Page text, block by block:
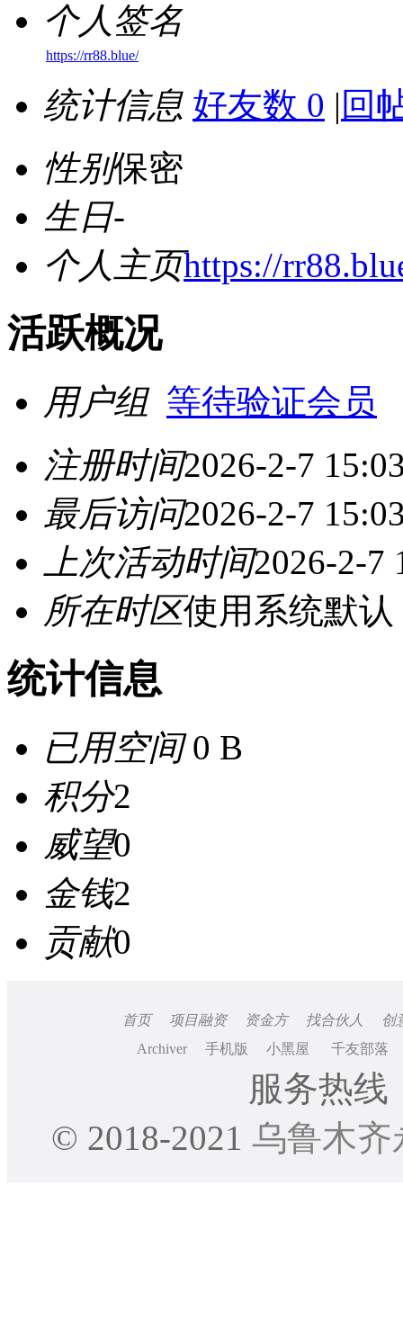
个人签名
https://rr88.blue/
统计信息 好友数 0 | 回
性别保密
生日-
个人主页https://
活跃概况
用户组 等待验证会员
注册时间2026-2-7
最后访问2026-2-7
上次活动时间2026-2-7
所在时区使用系统默认
统计信息
已用空间0 B
积分2
威望0
金钱2
贡献0
首页 项目融资 资金方 找合伙人
创
Archiver
手机版 小黑屋 千友部落
服务热线
© 2018-2021 乌鲁木齐